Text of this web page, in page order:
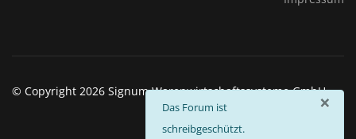
×
info
Das Forum ist
schreibgeschützt.
© Copyright 2026 Signum Warenwirtschaftssysteme GmbH